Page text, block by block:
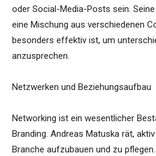
oder Social-Media-Posts sein.
eine Mischung aus verschiedenen
besonders effektiv ist, um
anzusprechen.
Netzwerken und Beziehungsaufbau
Networking ist ein wesentlicher
Branding. Andreas Matuska rät,
Branche aufzubauen und zu